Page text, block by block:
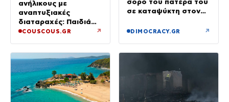
ανήλικους με
αναπτυξιακές
διαταραχές: Παιδιά
ενός κατώτερου θεού
COUSCOUS.GR ↗
σε καταψύκτη στον
του λόγια στους
DIMOCRACY.GR ↗